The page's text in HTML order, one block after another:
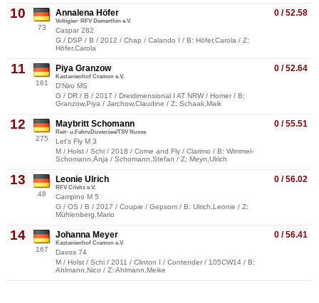
10
73
0 / 52.58
Annalena Höfer
Voltigier- RFV Demerthin e.V.
Caspar 282
G / DSP / B / 2012 / Chap / Calando I / B: Höfer,Carola / Z:
Höfer,Carola
11
161
0 / 52.64
Piya Granzow
Kastanienhof Cramon e.V.
D'Niro MS
G / DR / B / 2017 / Dreidimensional I AT NRW / Homer / B:
Granzow,Piya / Jarchow,Claudine / Z: Schaak,Maik
12
275
0 / 55.51
Maybritt Schomann
Reit- u.Fahrv.Duvensee/TSV Nusse
Let's Fly M 3
M / Holst / Schi / 2018 / Come and Fly / Clarimo / B: Wimmel-
Schomann,Anja / Schomann,Stefan / Z: Meyn,Ulrich
13
48
0 / 56.02
Leonie Ulrich
RFV Crivitz e.V.
Campino M 5
G / OS / B / 2017 / Coupie / Gepsom / B: Ulrich,Leonie / Z:
Mühlenberg,Mario
14
167
0 / 56.41
Johanna Meyer
Kastanienhof Cramon e.V.
Davos 74
M / Holst / Schi / 2011 / Clinton I / Contender / 105CW14 / B:
Ahlmann,Nico / Z: Ahlmann,Meike